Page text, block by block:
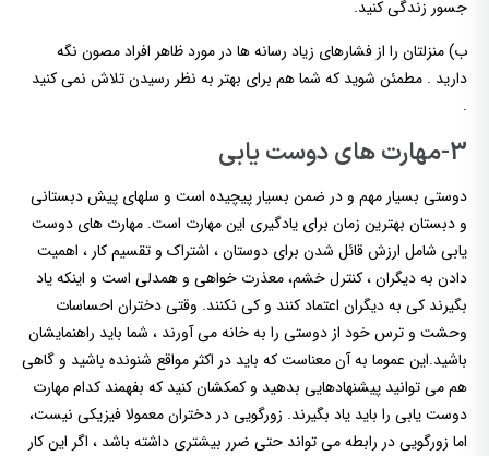
جسور زندگی کنید.
ب) منزلتان را از فشارهای زیاد رسانه ها در مورد ظاهر افراد مصون نگه
دارید . مطمئن شوید که شما هم برای بهتر به نظر رسیدن تلاش نمی کنید
.
3-مهارت های دوست یابی
دوستی بسیار مهم و در ضمن بسیار پیچیده است و سلهای پیش دبستانی
و دبستان بهترین زمان برای یادگیری این مهارت است. مهارت های دوست
یابی شامل ارزش قائل شدن برای دوستان ، اشتراک و تقسیم کار ، اهمیت
دادن به دیگران ، کنترل خشم، معذرت خواهی و همدلی است و اینکه یاد
بگیرند کی به دیگران اعتماد کنند و کی نکنند. وقتی دختران احساسات
وحشت و ترس خود از دوستی را به خانه می آورند ، شما باید راهنمایشان
باشید.این عموما به آن معناست که باید در اکثر مواقع شنونده باشید و گاهی
هم می توانید پیشنهادهایی بدهید و کمکشان کنید که بفهمند کدام مهارت
دوست یابی را باید یاد بگیرند. زورگویی در دختران معمولا فیزیکی نیست،
اما زورگویی در رابطه می تواند حتی ضرر بیشتری داشته باشد ، اگر این کار